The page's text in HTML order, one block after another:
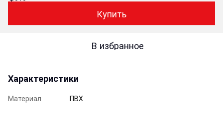
Купить
В избранное
Характеристики
Материал ПВХ